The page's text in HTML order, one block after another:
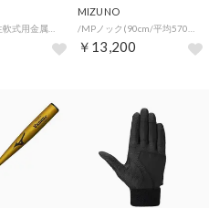
MIZUNO
￥13,200